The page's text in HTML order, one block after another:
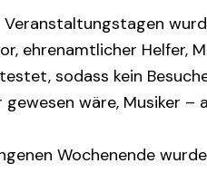
ehrenamtlicher Helfer,
sodass kein
gewesen wäre, Musiker –
Wochenende